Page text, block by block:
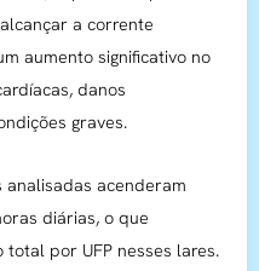
a corrente
aumento significativo no
danos
graves.
analisadas acenderam
diárias, o que
por UFP nesses lares.